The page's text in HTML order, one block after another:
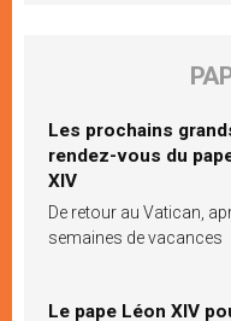
Les prochains
rendez-vous du
XIV
De retour au Vatican,
semaines de vacances
Le pape Léon XIV